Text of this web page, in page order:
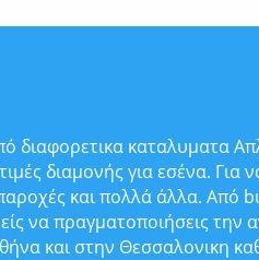
διαφορετικα καταλυματα
διαμονής για εσένα. Για
και πολλά άλλα. Από
να πραγματοποιήσεις
και στην Θεσσαλονικη